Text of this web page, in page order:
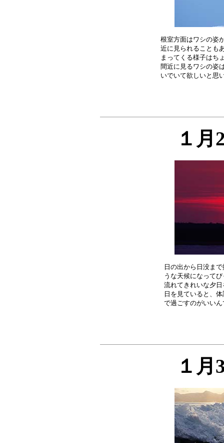
根室方面はワシの姿
近に見られることも
まってくる様子はち
間近に見るワシの姿
１月
日の出から日没ま
うな天候になって
流れてきれいな夕
日を見ていると、
１月